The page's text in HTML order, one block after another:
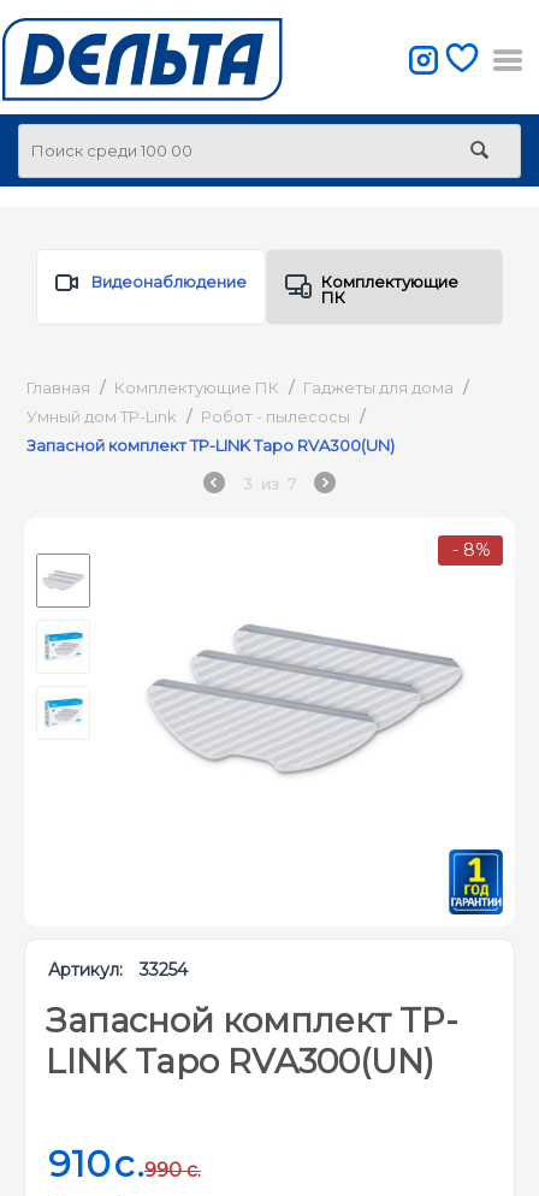
Видеонаблюдение
Комплектующие
ПК
Главная / Комплектующие ПК / Гаджеты для дома /
Умный дом TP-Link / Робот - пылесосы /
Запасной комплект TP-LINK Tapo RVA300(UN)
3 из 7
- 8%
Артикул: 33254
Запасной комплект TP-
LINK Tapo RVA300(UN)
910c.990 c.